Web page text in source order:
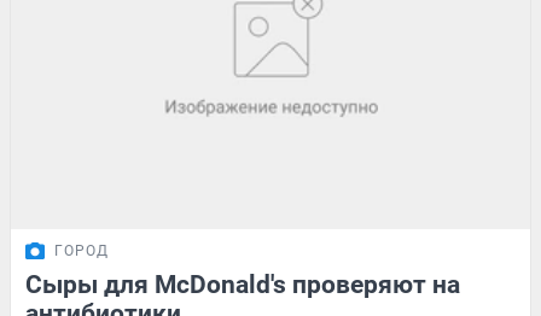
ГОРОД
Сыры для McDonald's проверяют на